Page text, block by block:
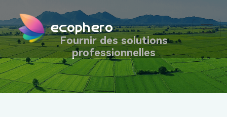
ecophero
Fournir des solutions
professionnelles